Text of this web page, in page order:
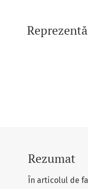
Rezumat
În articolul de